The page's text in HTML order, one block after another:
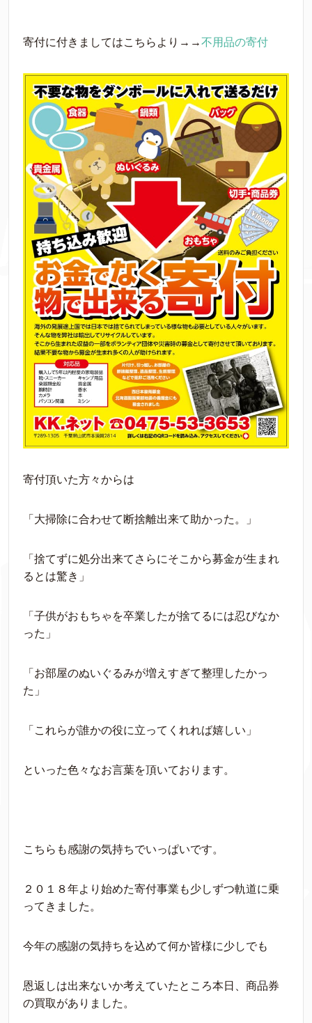
寄付に付きましてはこちらより→→不用品の寄付
寄付頂いた方々からは
「大掃除に合わせて断捨離出来て助かった。」
「捨てずに処分出来てさらにそこから募金が生まれ
るとは驚き」
「子供がおもちゃを卒業したが捨てるには忍びなか
った」
「お部屋のぬいぐるみが増えすぎて整理したかっ
た」
「これらが誰かの役に立ってくれれば嬉しい」
といった色々なお言葉を頂いております。
こちらも感謝の気持ちでいっぱいです。
２０１８年より始めた寄付事業も少しずつ軌道に乗
ってきました。
今年の感謝の気持ちを込めて何か皆様に少しでも
恩返しは出来ないか考えていたところ本日、商品券
の買取がありました。